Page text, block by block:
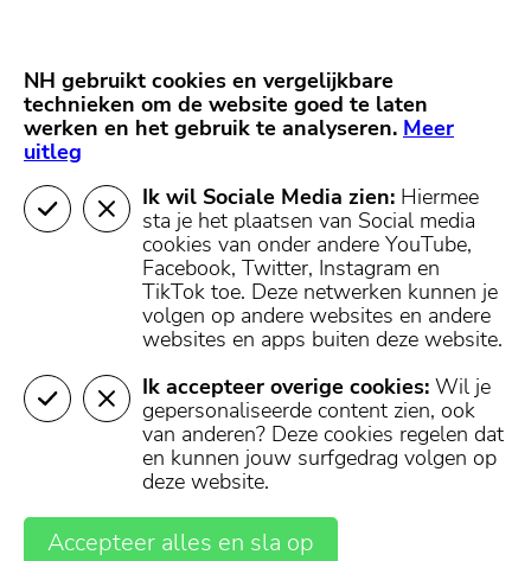
Mijn regio
NH gebruikt cookies en vergelijkbare
technieken om de website goed te laten
werken en het gebruik te analyseren. Meer
uitleg
Ik wil Sociale Media zien: Hiermee
sta je het plaatsen van Social media
cookies van onder andere YouTube,
Facebook, Twitter, Instagram en
TikTok toe. Deze netwerken kunnen je
volgen op andere websites en andere
websites en apps buiten deze website.
Ik accepteer overige cookies: Wil je
gepersonaliseerde content zien, ook
van anderen? Deze cookies regelen dat
en kunnen jouw surfgedrag volgen op
deze website.
Accepteer alles en sla op